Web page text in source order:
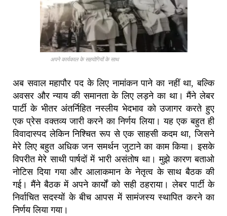
अपने कार्यकाल के सहयोगियों के साथ
अब सवाल महापौर पद के लिए नामांकन पाने का नहीं था, बल्कि
अवसर और न्याय की समानता के लिए लड़ने का था। मैंने लेबर
पार्टी के भीतर अंतर्निहित नस्लीय भेदभाव को उजागर करते हुए
एक प्रेस वक्तव्य जारी करने का निर्णय लिया। यह एक बहुत ही
विवादास्पद लेकिन निश्चित रूप से एक साहसी कदम था, जिसने
मेरे लिए बहुत अधिक जन समर्थन जुटाने का काम किया। इसके
विपरीत मेरे साथी पार्षदों में भारी असंतोष था। मुझे कारण बताओ
नोटिस दिया गया और आलाकमान के नेतृत्व के साथ बैठक की
गई। मैंने बैठक में अपने कार्यों को सही ठहराया। लेबर पार्टी के
निर्वाचित सदस्यों के बीच आपस में सामंजस्य स्थापित करने का
निर्णय लिया गया।